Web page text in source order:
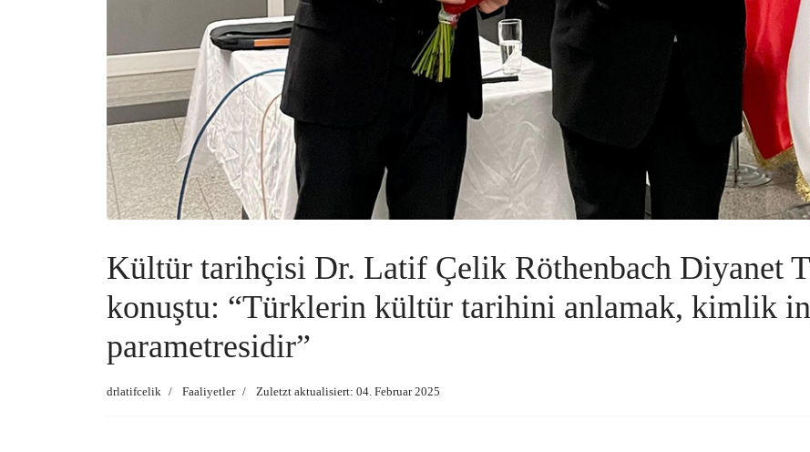
Kültür tarihçisi Dr. Latif Çelik Röthenbach Diyanet
konuştu: “Türklerin kültür tarihini anlamak, kimlik
parametresidir”
drlatifcelik Faaliyetler Zuletzt aktualisiert: 04. Februar 2025